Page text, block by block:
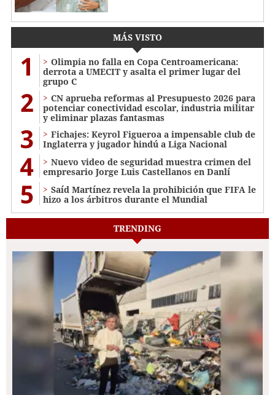
MÁS VISTO
1
Olimpia no falla en Copa Centroamericana:
derrota a UMECIT y asalta el primer lugar del
grupo C
2
CN aprueba reformas al Presupuesto 2026 para
potenciar conectividad escolar, industria militar
y eliminar plazas fantasmas
3
Fichajes: Keyrol Figueroa a impensable club de
Inglaterra y jugador hindú a Liga Nacional
4
Nuevo video de seguridad muestra crimen del
empresario Jorge Luis Castellanos en Danlí
5
Saíd Martínez revela la prohibición que FIFA le
hizo a los árbitros durante el Mundial
TRENDING